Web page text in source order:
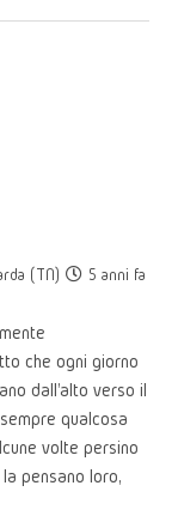
(TN) 5 anni fa
che ogni giorno
dall'alto verso il
qualcosa
volte persino
pensano loro,